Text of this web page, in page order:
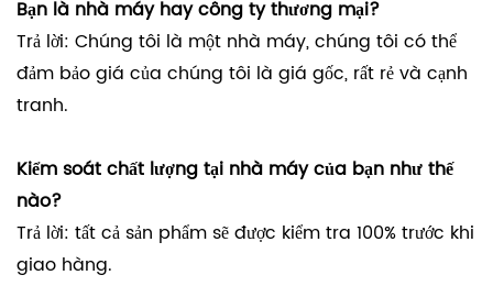
Bạn là nhà máy hay công ty thương mại?
Trả lời: Chúng tôi là một nhà máy, chúng tôi có thể
đảm bảo giá của chúng tôi là giá gốc, rất rẻ và cạnh
tranh.
Kiểm soát chất lượng tại nhà máy của bạn như thế
nào?
Trả lời: tất cả sản phẩm sẽ được kiểm tra 100% trước khi
giao hàng.